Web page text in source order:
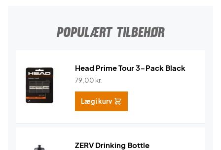
POPULÆRT TILBEHØR
Head Prime Tour 3-Pack Black
79,00 kr.
Læg i kurv
ZERV Drinking Bottle